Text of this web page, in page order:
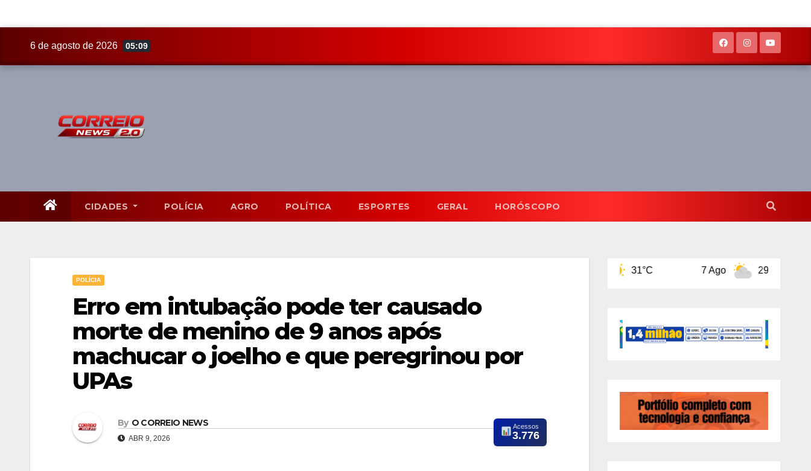
6 de agosto de 2026 05:09
CIDADES POLÍCIA AGRO POLÍTICA ESPORTES GERAL HORÓSCOPO
POLÍCIA
Erro em intubação pode ter causado
morte de menino de 9 anos após
machucar o joelho e que peregrinou por
UPAs
By O CORREIO NEWS
ABR 9, 2026
Acessos
3.776
29°C